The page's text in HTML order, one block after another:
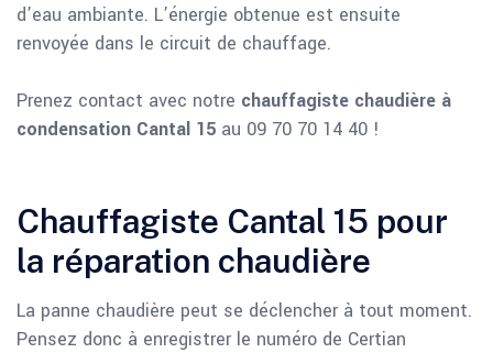
d’eau ambiante. L’énergie obtenue est ensuite
renvoyée dans le circuit de chauffage.
Prenez contact avec notre chauffagiste chaudière à
condensation Cantal 15 au 09 70 70 14 40 !
Chauffagiste Cantal 15 pour
la réparation chaudière
La panne chaudière peut se déclencher à tout moment.
Pensez donc à enregistrer le numéro de Certian